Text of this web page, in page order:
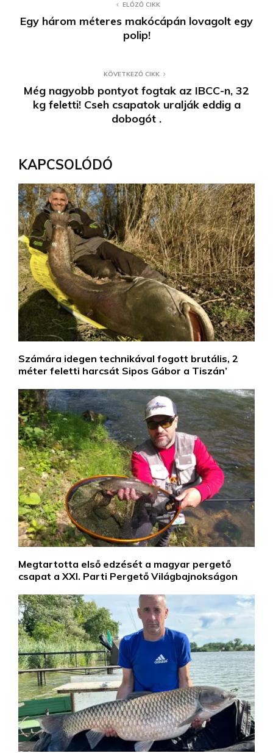
ELŐZŐ CIKK
Egy három méteres makócápán lovagolt egy
polip!
KÖVETKEZŐ CIKK
Még nagyobb pontyot fogtak az IBCC-n, 32
kg feletti! Cseh csapatok uralják eddig a
dobogót .
KAPCSOLÓDÓ
Számára idegen technikával fogott brutális, 2
méter feletti harcsát Sipos Gábor a Tiszán’
Megtartotta első edzését a magyar pergető
csapat a XXI. Parti Pergető Világbajnokságon